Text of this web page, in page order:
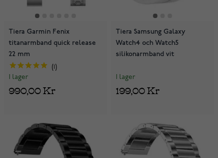
Tiera Garmin Fenix
titanarmband quick release
22 mm
I lager
990,00 Kr
Tiera Samsung Galaxy
Watch4 och Watch5
silikonarmband vit
I lager
199,00 Kr